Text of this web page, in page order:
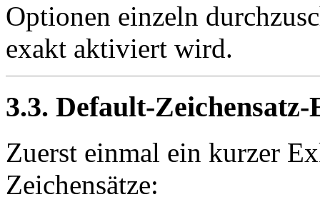
Optionen einzeln
exakt aktiviert wird.
3.3. Default-
Zuerst einmal ein kurzer
Zeichensätze: